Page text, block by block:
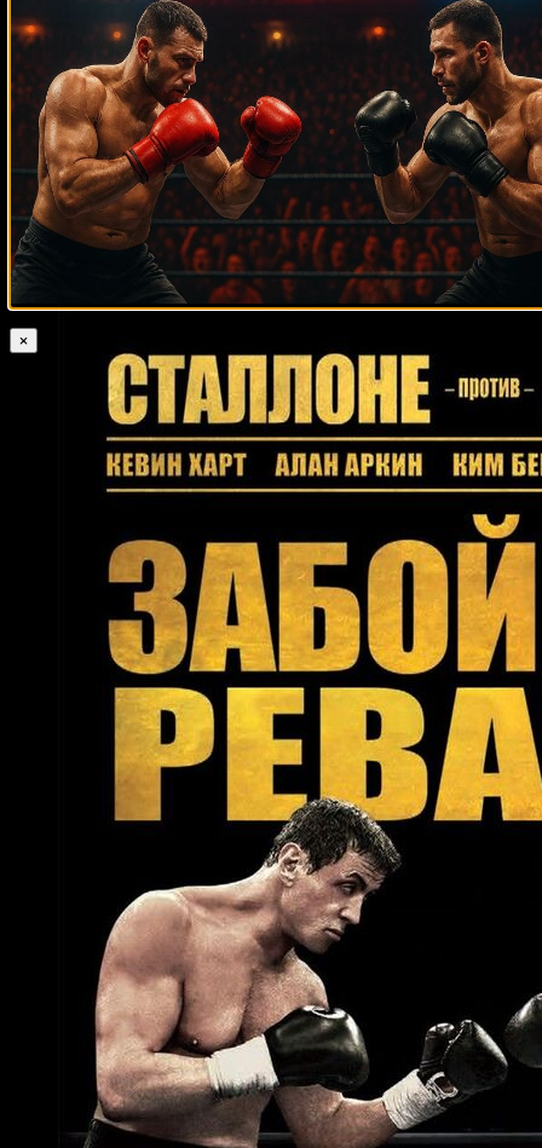
Дуг Деммингс Ларри Дональд
Джимрекс
Хака
Лерой Джонс Саид Нурмагомедов Джимми Эллис Бернард
Лоренцо Занон Даррен Литтлвуд Даниэль
Сарагоса Кирк Джонсон Морис Байарм
Клинтон Болдридж
Фернандо Варгас
Луис Рамирес Irina Alekseeva Кристиан Крус
Вилли
Монро мл. Уилфред Бенитес Джордж Джонсон Хизни Алтункая
Джереми Бейтс Джо Кальзаге
Антонио Маргарито
Феличиано Кореа Кёртис Стивенс Серджио Петтис Гораций
Робинсон Хорхе Родригес Оливера Дэн Хукер Ларри
Холмс
Стивен Смит Седрик Мингози Томаш Адамек
×